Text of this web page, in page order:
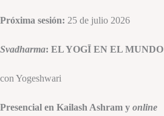
Próxima sesión: 25 de julio 2026
Svadharma: EL YOGĪ EN EL MUNDO
con Yogeshwari
Presencial en Kailash Ashram y online